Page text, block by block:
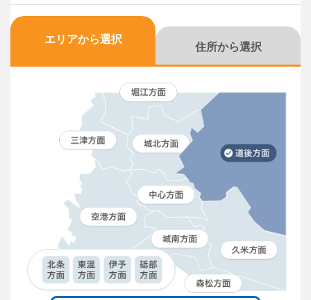
エリアから選択
住所から選択